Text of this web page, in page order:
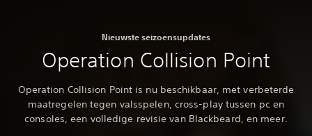
Nieuwste seizoensupdates
Operation Collision Point
Operation Collision Point is nu beschikbaar, met verbeterde
maatregelen tegen valsspelen, cross-play tussen pc en
consoles, een volledige revisie van Blackbeard, en meer.